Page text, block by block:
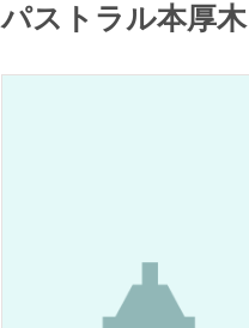
パストラル本厚木